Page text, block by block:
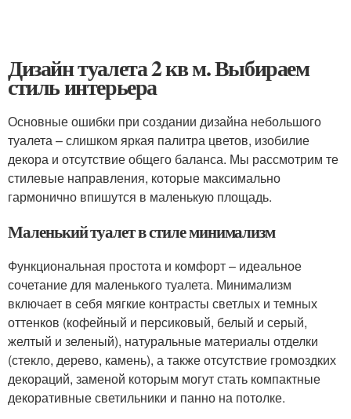
Дизайн туалета 2 кв м. Выбираем
стиль интерьера
Основные ошибки при создании дизайна небольшого
туалета – слишком яркая палитра цветов, изобилие
декора и отсутствие общего баланса. Мы рассмотрим те
стилевые направления, которые максимально
гармонично впишутся в маленькую площадь.
Маленький туалет в стиле минимализм
Функциональная простота и комфорт – идеальное
сочетание для маленького туалета. Минимализм
включает в себя мягкие контрасты светлых и темных
оттенков (кофейный и персиковый, белый и серый,
желтый и зеленый), натуральные материалы отделки
(стекло, дерево, камень), а также отсутствие громоздких
декораций, заменой которым могут стать компактные
декоративные светильники и панно на потолке.